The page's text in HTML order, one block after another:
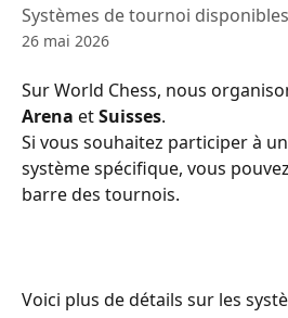
Systèmes de tournoi
26 mai 2026
Sur World Chess, nous
Arena et Suisses.
Si vous souhaitez participer à
système spécifique, vous
barre des tournois.
Voici plus de détails sur les